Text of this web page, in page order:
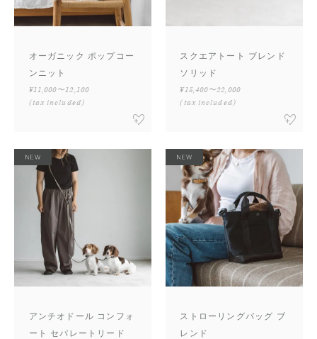
オーガニック ポップコー
ンニット
¥11,000〜12,100
(tax included)
スクエアトート ブレンド
ソリッド
¥15,400〜22,000
(tax included)
アンチオドール コンフォ
ート セパレートリード
ストローリングバッグ ブ
レンド